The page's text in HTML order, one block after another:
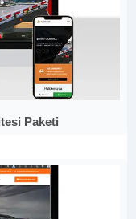
Paketi